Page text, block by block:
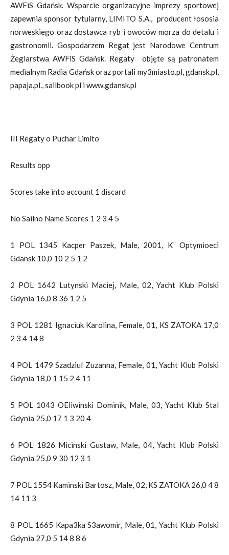
AWFiS Gdańsk. Wsparcie organizacyjne imprezy sportowej
zapewnia sponsor tytularny, LIMITO S.A., producent łososia
norweskiego oraz dostawca ryb i owoców morza do detalu i
gastronomii. Gospodarzem Regat jest Narodowe Centrum
Żeglarstwa AWFiS Gdańsk. Regaty objęte są patronatem
medialnym Radia Gdańsk oraz portali my3miasto.pl, gdansk.pl,
papaja.pl., sailbook pl i www.gdansk.pl
III Regaty o Puchar Limito
Results opp
Scores take into account 1 discard
No Sailno Name Scores 1 2 3 4 5
1 POL 1345 Kacper Paszek, Male, 2001, K‾ Optymioeci
Gdansk 10,0 10 2 5 1 2
2 POL 1642 Lutynski Maciej, Male, 02, Yacht Klub Polski
Gdynia 16,0 8 36 1 2 5
3 POL 1281 Ignaciuk Karolina, Female, 01, KS ZATOKA 17,0
2 3 4 14 8
4 POL 1479 Szadziul Zuzanna, Female, 01, Yacht Klub Polski
Gdynia 18,0 1 15 2 4 11
5 POL 1043 OEliwinski Dominik, Male, 03, Yacht Klub Stal
Gdynia 25,0 17 1 3 20 4
6 POL 1826 Micinski Gustaw, Male, 04, Yacht Klub Polski
Gdynia 25,0 9 30 12 3 1
7 POL 1554 Kaminski Bartosz, Male, 02, KS ZATOKA 26,0 4 8
14 11 3
8 POL 1665 Kapa3ka S3awomir, Male, 01, Yacht Klub Polski
Gdynia 27,0 5 14 8 8 6